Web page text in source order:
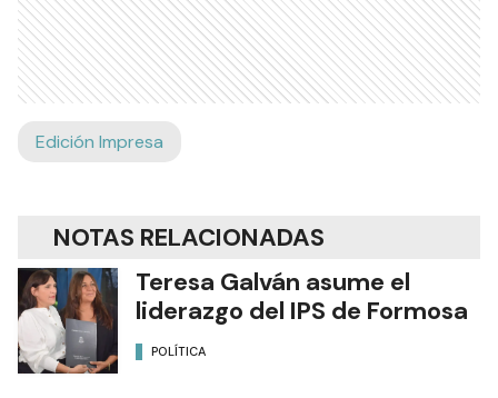
Edición Impresa
NOTAS RELACIONADAS
Teresa Galván asume el
liderazgo del IPS de Formosa
POLÍTICA